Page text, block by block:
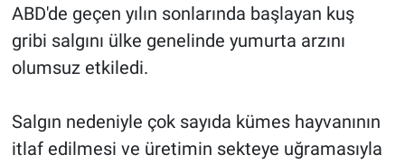
ABD'de geçen yılın sonlarında başlayan kuş
gribi salgını ülke genelinde yumurta arzını
olumsuz etkiledi.
Salgın nedeniyle çok sayıda kümes hayvanının
itlaf edilmesi ve üretimin sekteye uğramasıyla